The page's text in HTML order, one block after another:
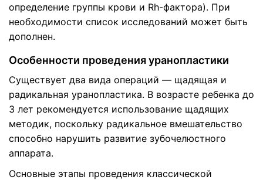
определение группы крови и Rh-фактора). При
необходимости список исследований может быть
дополнен.
Особенности проведения уранопластики
Существует два вида операций — щадящая и
радикальная уранопластика. В возрасте ребенка до
3 лет рекомендуется использование щадящих
методик, поскольку радикальное вмешательство
способно нарушить развитие зубочелюстного
аппарата.
Основные этапы проведения классической